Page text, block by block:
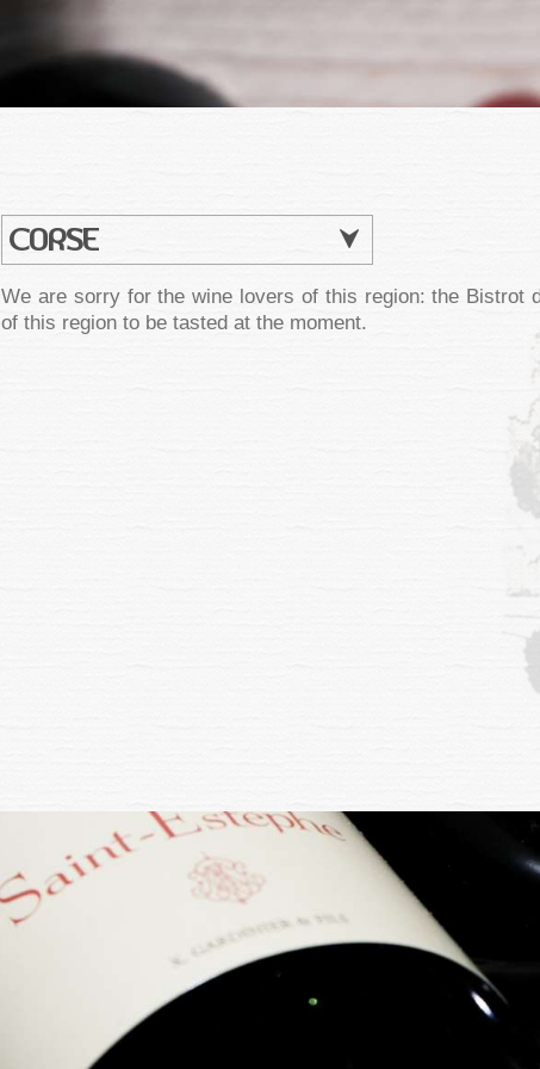
CORSE
We are sorry for the wine lovers of this region: the Bistrot
of this region to be tasted at the moment.